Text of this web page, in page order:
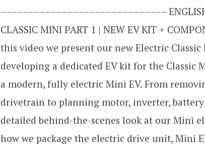
––––––––––––––––––––––––––––––
CLASSIC MINI PART 1 | NEW EV KIT +
this video we present our new Electric
developing a dedicated EV kit for the
a modern, fully electric Mini EV. From
drivetrain to planning motor, inverter, battery
detailed behind-the-scenes look at our Mini
how we package the electric drive unit, Mini